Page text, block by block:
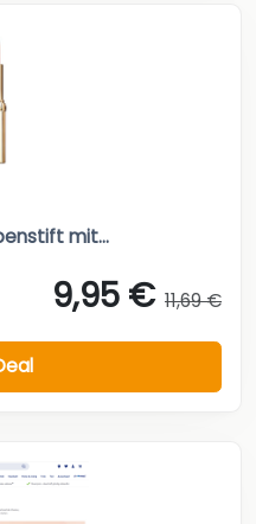
mit...
9,95 € 11,69 €